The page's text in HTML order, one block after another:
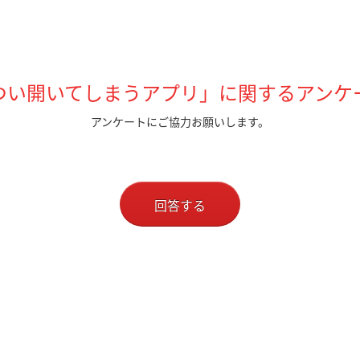
い開いてしまうアプリ」に関するアンケ
アンケートにご協力お願いします。
回答する